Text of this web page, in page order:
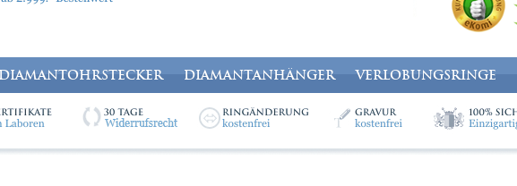
DIAMANTANHÄNGER VERLOBUNGSRINGE